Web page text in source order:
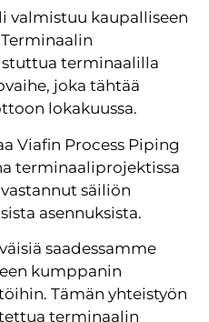
valmistuu kaupalliseen
terminaalilla
joka tähtää
lokakuussa.
Viafin Process Piping
terminaaliprojektissa
säiliön
asennuksista.
saadessamme
kumppanin
Tämän yhteistyön
terminaalin